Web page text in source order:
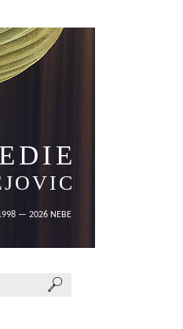
— 2026 NEBE